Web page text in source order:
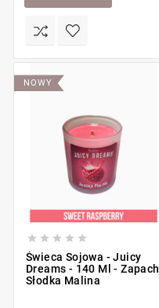
NOWY
    
Świeca Sojowa - Juicy
Dreams - 140 Ml - Zapach
Słodka Malina